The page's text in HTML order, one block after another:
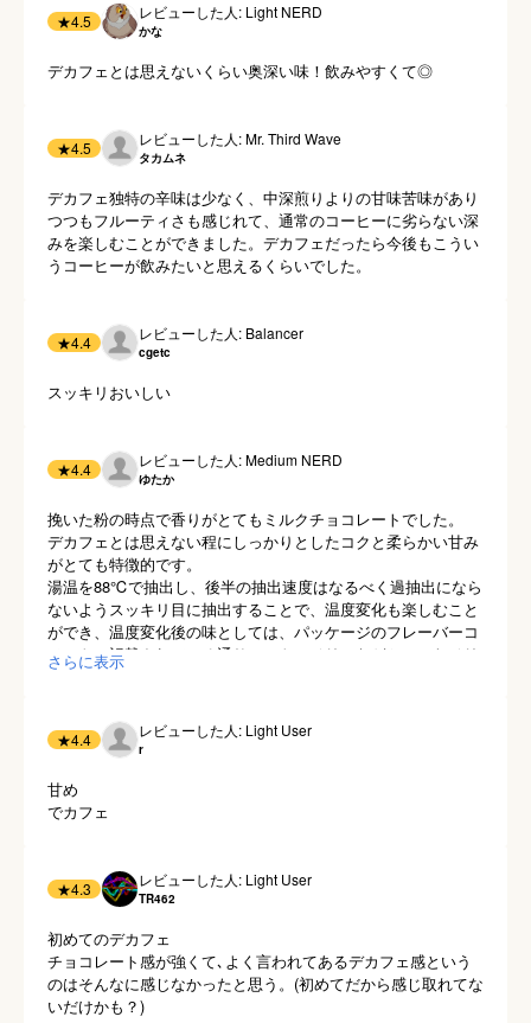
★4.5 レビューした人: Light NERD
かな
デカフェとは思えないくらい奥深い味！飲みやすくて◎
★4.5 レビューした人: Mr. Third Wave
タカムネ
デカフェ独特の辛味は少なく、中深煎りよりの甘味苦味があり
つつもフルーティさも感じれて、通常のコーヒーに劣らない深
みを楽しむことができました。デカフェだったら今後もこうい
うコーヒーが飲みたいと思えるくらいでした。
★4.4 レビューした人: Balancer
cgetc
スッキリおいしい
★4.4 レビューした人: Medium NERD
ゆたか
挽いた粉の時点で香りがとてもミルクチョコレートでした。
デカフェとは思えない程にしっかりとしたコクと柔らかい甘み
がとても特徴的です。
湯温を88℃で抽出し、後半の抽出速度はなるべく過抽出になら
ないようスッキリ目に抽出することで、温度変化も楽しむこと
ができ、温度変化後の味としては、パッケージのフレーバーコ
メントに記載されている通り、ストロベリーなどといったベリ
ー系統の酸味を感じることができ、個人的にはデカフェの中だ
今後の定期便に期待です。
さらに表示
★4.4 レビューした人: Light User
r
甘め
でカフェ
★4.3 レビューした人: Light User
TR462
初めてのデカフェ
チョコレート感が強くて､よく言われてあるデカフェ感という
のはそんなに感じなかったと思う。(初めてだから感じ取れてな
いだけかも？)